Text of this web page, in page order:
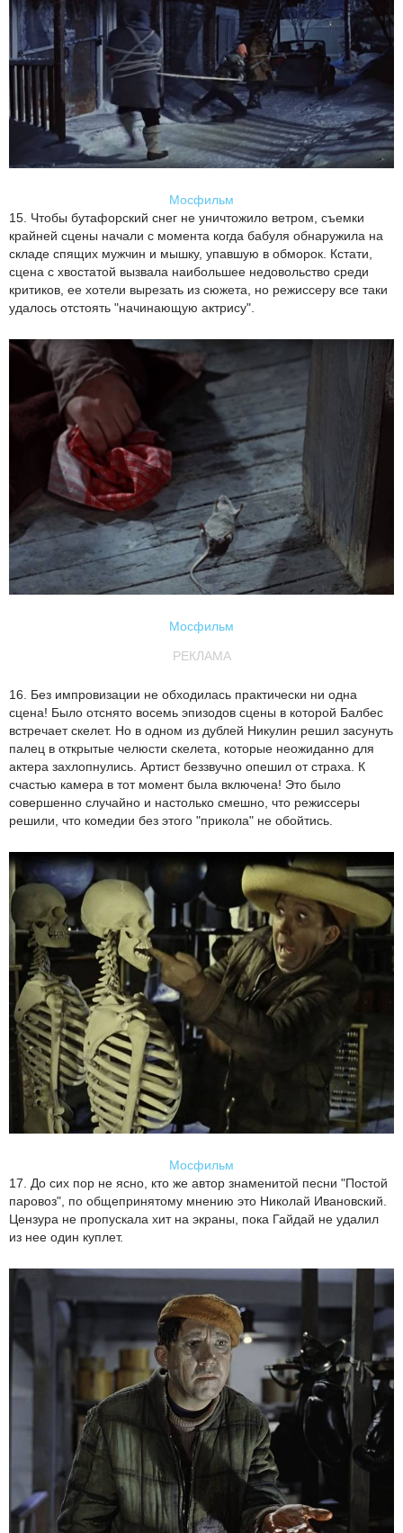
Мосфильм
15. Чтобы бутафорский снег не уничтожило ветром, съемки
крайней сцены начали с момента когда бабуля обнаружила на
складе спящих мужчин и мышку, упавшую в обморок. Кстати,
сцена с хвостатой вызвала наибольшее недовольство среди
критиков, ее хотели вырезать из сюжета, но режиссеру все таки
удалось отстоять "начинающую актрису".
Мосфильм
РЕКЛАМА
16. Без импровизации не обходилась практически ни одна
сцена! Было отснято восемь эпизодов сцены в которой Балбес
встречает скелет. Но в одном из дублей Никулин решил засунуть
палец в открытые челюсти скелета, которые неожиданно для
актера захлопнулись. Артист беззвучно опешил от страха. К
счастью камера в тот момент была включена! Это было
совершенно случайно и настолько смешно, что режиссеры
решили, что комедии без этого "прикола" не обойтись.
Мосфильм
17. До сих пор не ясно, кто же автор знаменитой песни "Постой
паровоз", по общепринятому мнению это Николай Ивановский.
Цензура не пропускала хит на экраны, пока Гайдай не удалил
из нее один куплет.